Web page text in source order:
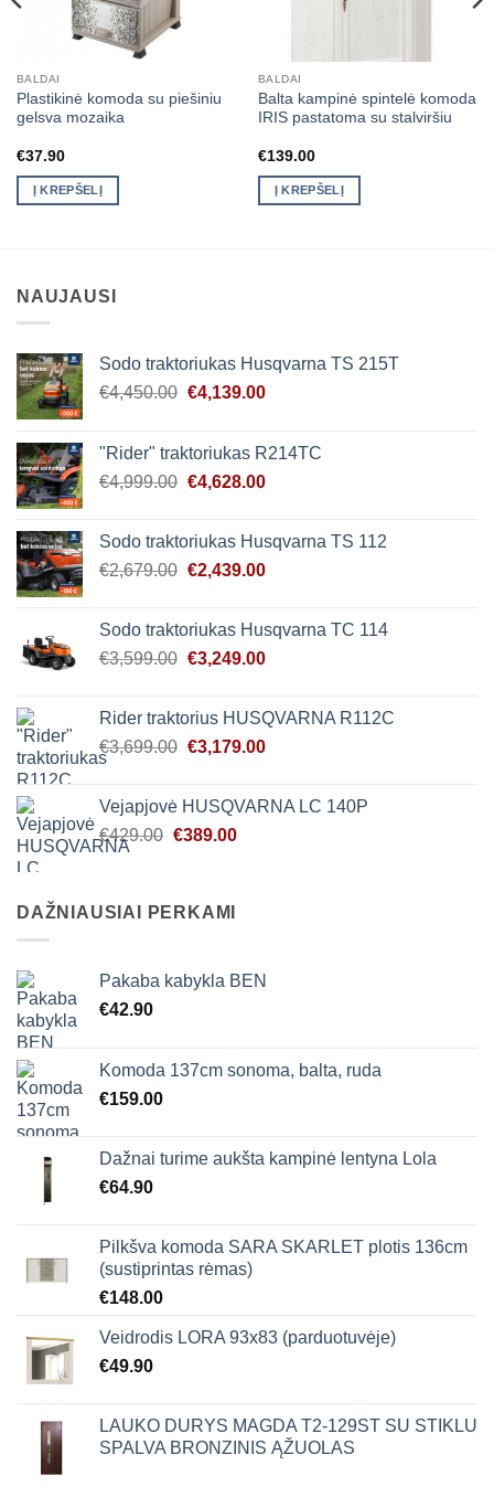
BALDAI
Plastikinė komoda su piešiniu
gelsva mozaika
€37.90
Į KREPŠELĮ
BALDAI
Balta kampinė spintelė komoda
IRIS pastatoma su stalviršiu
€139.00
Į KREPŠELĮ
NAUJAUSI
Sodo traktoriukas Husqvarna TS 215T
€4,450.00 Original
€4,450.00.
€4,139.00Current
€4,139.00.
"Rider" traktoriukas R214TC
€4,999.00 Original
€4,999.00.
€4,628.00Current
€4,628.00.
Sodo traktoriukas Husqvarna TS 112
€2,679.00 Original
€2,679.00.
€2,439.00Current
€2,439.00.
Sodo traktoriukas Husqvarna TC 114
€3,599.00 Original
€3,599.00.
€3,249.00Current
€3,249.00.
Rider traktorius HUSQVARNA R112C
€3,699.00 Original
€3,699.00.
€3,179.00Current
€3,179.00.
Vejapjovė HUSQVARNA LC 140P
€429.00 Original
€429.00.
€389.00Current
DAŽNIAUSIAI PERKAMI
Pakaba kabykla BEN
€42.90
Komoda 137cm sonoma, balta, ruda
€159.00
Dažnai turime aukšta kampinė lentyna Lola
€64.90
Pilkšva komoda SARA SKARLET plotis 136cm
(sustiprintas rėmas)
€148.00
Veidrodis LORA 93x83 (parduotuvėje)
€49.90
LAUKO DURYS MAGDA T2-129ST SU STIKLU
SPALVA BRONZINIS ĄŽUOLAS